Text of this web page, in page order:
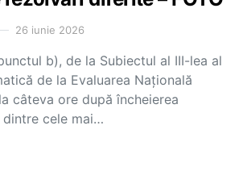
26 iunie 2026
b), de la Subiectul al III-lea al
de la Evaluarea Națională
câteva ore după încheierea
dintre cele mai…